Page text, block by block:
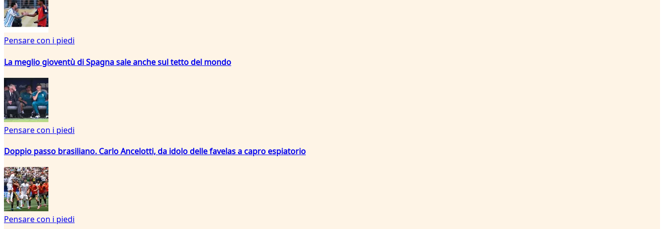
Pensare con i piedi
La meglio gioventù di Spagna sale anche sul tetto del mondo
Pensare con i piedi
Doppio passo brasiliano. Carlo Ancelotti, da idolo delle favelas a capro espiatorio
Pensare con i piedi